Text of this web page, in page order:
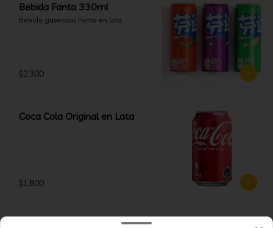
Bebida Fanta 330ml
Bebida gaseosas Fanta en lata.
$2.300
Coca Cola Original en Lata
$1.800